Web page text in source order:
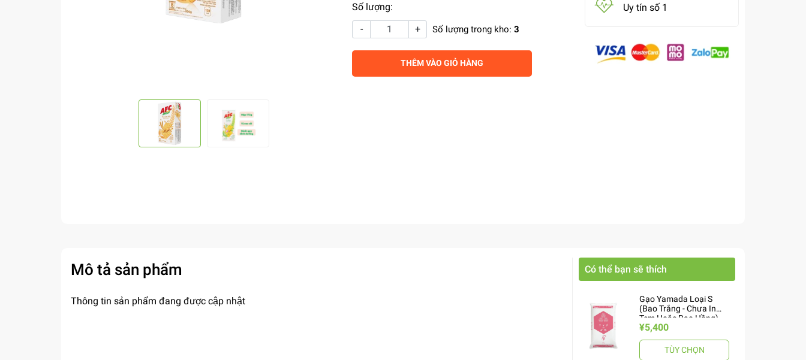
Số lượng:
-
+ Số lượng trong kho: 3
THÊM VÀO GIỎ HÀNG
Uy tín số 1
Mô tả sản phẩm
Thông tin sản phẩm đang được cập nhật
Có thể bạn sẽ thích
Gạo Yamada Loại S
(Bao Trắng - Chưa In
Tem Hoặc Bao Hồng)
10kg ヤマダお米 S
¥5,400
TÙY CHỌN